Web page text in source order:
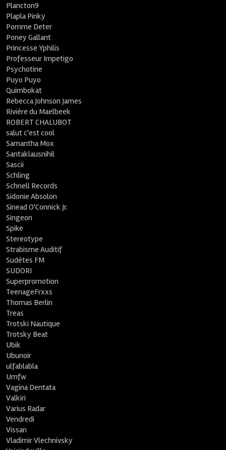
Plancton9
Plapla Pinky
Pomme Deter
Poney Gallant
Princesse Yphilis
Professeur Impetigo
Psychotine
Puyo Puyo
Quimbokat
Rebecca Johnson James
Rivière du Maelbeek
ROBERT CHALUBOT
salut c'est cool
Samantha Mox
Santaklausnihil
Sascii
Schling
Schnell Records
Sidonie Absolon
Sinead O'Connick Jr.
Singeon
Spike
Stereotype
Strabisme Auditif
Sudètes FM
SUDORI
Superpromotion
TeenageFrxxs
Thomas Berlin
Treas
Trotski Nautique
Trotsky Beat
Ubik
Ubunoir
ulfablabla
Umfw
Vagina Dentata
Valkiri
Varius Radar
Vendredi
Vissan
Vladimir Vlechnivsky